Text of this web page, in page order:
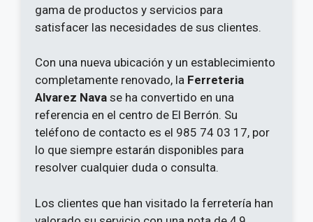
gama de productos y servicios para
satisfacer las necesidades de sus clientes.
Con una nueva ubicación y un establecimiento
completamente renovado, la Ferreteria
Alvarez Nava se ha convertido en una
referencia en el centro de El Berrón. Su
teléfono de contacto es el 985 74 03 17, por
lo que siempre estarán disponibles para
resolver cualquier duda o consulta.
Los clientes que han visitado la ferretería han